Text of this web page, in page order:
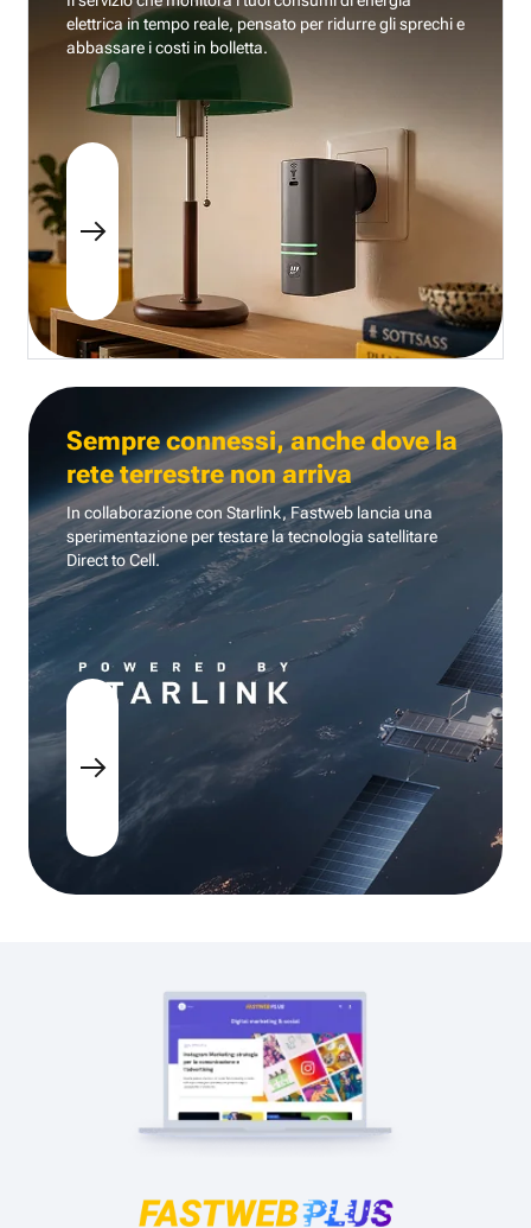
elettrica in tempo reale, pensato per ridurre gli sprechi e
abbassare i costi in bolletta.
Sempre connessi, anche dove la
rete terrestre non arriva
In collaborazione con Starlink, Fastweb lancia una
sperimentazione per testare la tecnologia satellitare
Direct to Cell.